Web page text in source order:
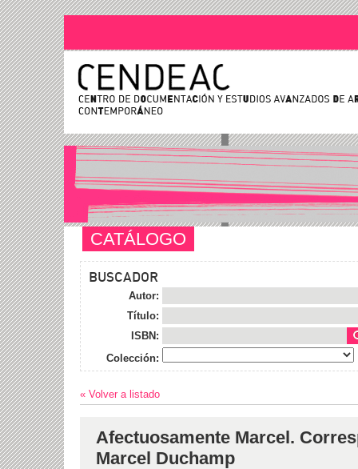
CATÁLOGO
BUSCADOR
Autor:
Título:
ISBN:
Colección:
« Volver a listado
Afectuosamente Marcel.
Marcel Duchamp